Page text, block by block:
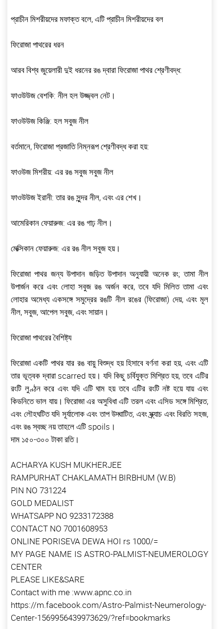
প্রাচীন মিশরীয়দের মফাক্ত বলে, এটি প্রাচীন মিশরীয়দের বল
ফিরোজা পাথরের ধরন
আরব বিশ্ব জুয়েলারী দুই ধরনের রঙ দ্বারা ফিরোজা পাথর শ্রেণীবদ্ধ:
ফাওউউজ বেশকি: নীল হল উজ্জ্বল নেট।
ফাওউউজ কিঞ্জি: হল সবুজ নীল
বর্তমানে, ফিরোজা প্রজাতি নিম্নরূপ শ্রেণীবদ্ধ করা হয়:
ফাওউজ মিশরীয়: এর রঙ সবুজ সবুজ নীল
ফাওউউজ ইরানী: তার রঙ সুন্দর নীল, এবং এর শেখ।
আমেরিকান ফেয়ারুজ: এর রঙ গাঢ় নীল।
মেক্সিকান ফেয়ারুজ: এর রঙ নীল সবুজ হয়।
ফিরোজা পাথর জন্য উপাদান জড়িত উপাদান অনুযায়ী অনেক রং; তামা নীল
উপার্জন করে এবং লোহা সবুজ রঙ অর্জন করে, তবে যদি মিলিত তামা এবং
লোহার অমেধ্য একসঙ্গে সমুদ্রের রঙটি নীল রঙের (ফিরোজা) দেয়, এবং মূল
নীল, সবুজ, আপেল সবুজ, এবং সায়ান।
ফিরোজা পাথরের বৈশিষ্ট্য
ফিরোজা একটি পাথর যার রঙ বায়ু বিশুদ্ধ হয় হিসাবে বর্ণনা করা হয়, এবং এটি
তার ভূত্বক দ্বারা scarred হয়। যদি কিছু চর্বিযুক্ত মিশ্রিত হয়, তবে এটির
রংটি লুণ্ঠন করে এবং যদি এটি ঘাম হয় তবে এটির রংটি নষ্ট হয়ে যায় এবং
কিডনিতে ভাল যায়। ফিরোজা এর অসুবিধা এটি তরল এবং এসিড সঙ্গে মিশ্রিত,
এবং লৌহঘটিত যদি সূর্যালোক এবং তাপ উদ্ঘাটিত, এবং স্ক্র্যাচ এবং বিরতি সহজ,
এবং রঙ স্বচ্ছ নয় তাহলে এটি spoils।
দাম ১৫০-৩০০ টাকা রতি।
ACHARYA KUSH MUKHERJEE
RAMPURHAT CHAKLAMATH BIRBHUM (W.B)
PIN NO 731224
GOLD MEDALIST
WHATSAPP NO 9233172388
CONTACT NO 7001608953
ONLINE PORISEVA DEWA HOI rs 1000/=
MY PAGE NAME IS ASTRO-PALMIST-NEUMEROLOGY
CENTER
PLEASE LIKE&SARE
Contact with me :www.apnc.co.in
https://m.facebook.com/Astro-Palmist-Neumerology-
Center-1569956439973629/?ref=bookmarks